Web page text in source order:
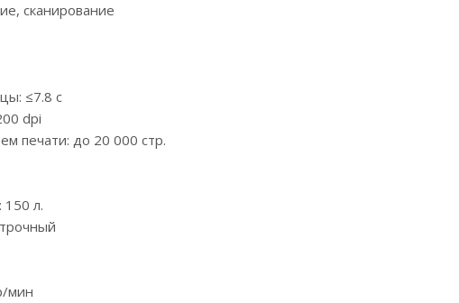
сканирование
≤7.8 с
dpi
печати: до 20 000 стр.
150 л.
мин